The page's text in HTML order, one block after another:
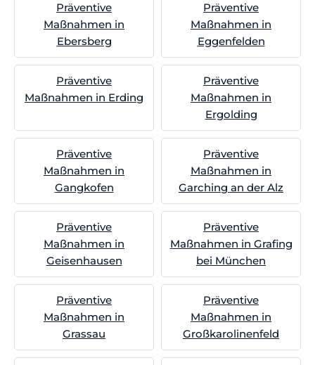
Präventive
Maßnahmen in
Ebersberg
Präventive
Maßnahmen in
Eggenfelden
Präventive
Maßnahmen in Erding
Präventive
Maßnahmen in
Ergolding
Präventive
Maßnahmen in
Gangkofen
Präventive
Maßnahmen in
Garching an der Alz
Präventive
Maßnahmen in
Geisenhausen
Präventive
Maßnahmen in Grafing
bei München
Präventive
Maßnahmen in
Grassau
Präventive
Maßnahmen in
Großkarolinenfeld